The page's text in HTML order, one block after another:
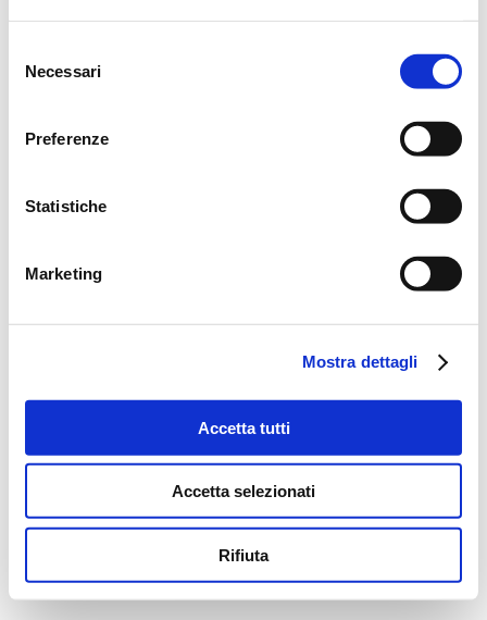
delNecessari
Preferenze
Statistiche
Marketing
Mostra dettagli
Accetta tutti
Accetta selezionati
Rifiuta